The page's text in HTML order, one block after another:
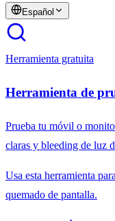
Español
Herramienta gratuita
Herramienta de
Prueba tu móvil o
claras y bleeding de luz
Usa esta herramienta
quemado de pantalla.